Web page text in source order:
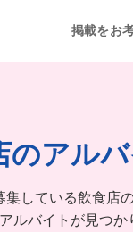
掲載をお
のアル
している飲食店
ルバイトが見つか